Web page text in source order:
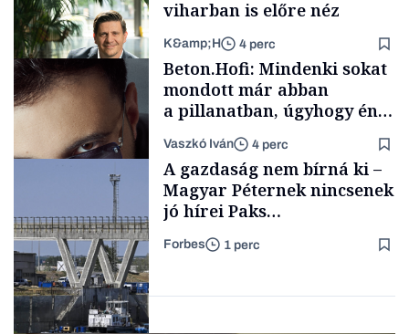
Családi
vállalkozások
TÁMOGATÓI
viharban is előre néz
K&amp;H 4 perc
Forbes-sztori
Beton.Hofi: Mindenki sokat
mondott már abban
a pillanatban, úgyhogy én
a legsarkosabb
gondolataimat akartam
kimondani
Vaszkó Iván 4 perc
A gazdaság nem bírná ki –
Magyar Péternek nincsenek
jó hírei Paks
újraindításáról
Forbes 1 perc